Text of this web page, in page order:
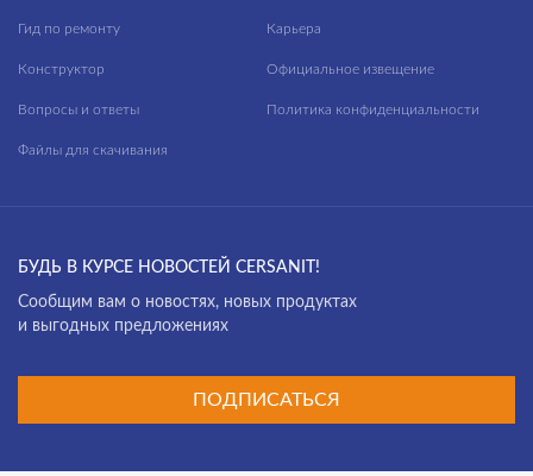
Гид по ремонту
Конструктор
Вопросы и ответы
Файлы для скачивания
Карьера
Официальное извещение
Политика конфиденциальности
БУДЬ В КУРСЕ НОВОСТЕЙ CERSANIT!
Cообщим вам о новостях, новых продуктах
и выгодных предложениях
ПОДПИСАТЬСЯ